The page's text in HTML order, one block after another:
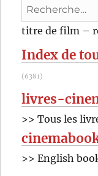
Recherche
pour
:
titre de film –
Index de
(6381)
livres-
>> Tous les
>> English